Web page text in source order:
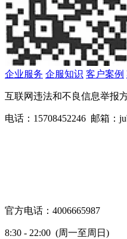
企业服务 企服知识 客户案例
互联网违法和不良信息举报
电话：15708452246 邮箱：
官方电话：4006665987
8:30 - 22:00 (周一至周日)